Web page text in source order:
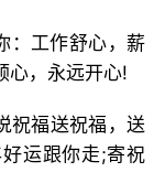
：工作舒心，薪
心，永远开心!
祝福送祝福，送
运跟你走;寄祝